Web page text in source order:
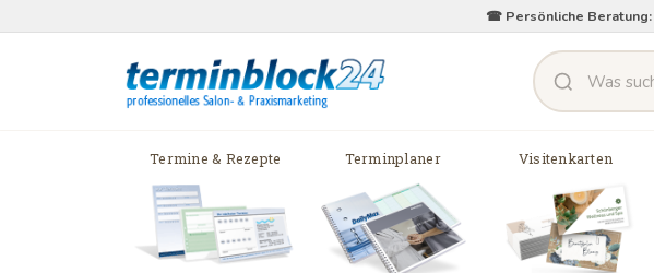
☎ Persönliche Beratung:
Termine & Rezepte Terminplaner Visitenkarten